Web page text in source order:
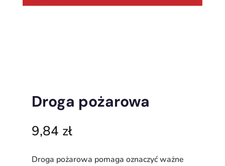
Droga pożarowa
9,84 zł
Droga pożarowa pomaga oznaczyć ważne